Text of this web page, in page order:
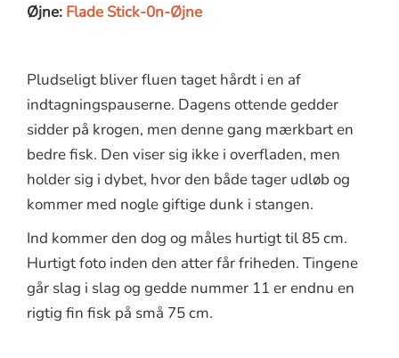
Øjne: Flade Stick-0n-Øjne
Pludseligt bliver fluen taget hårdt i en af
indtagningspauserne. Dagens ottende gedder
sidder på krogen, men denne gang mærkbart en
bedre fisk. Den viser sig ikke i overfladen, men
holder sig i dybet, hvor den både tager udløb og
kommer med nogle giftige dunk i stangen.
Ind kommer den dog og måles hurtigt til 85 cm.
Hurtigt foto inden den atter får friheden. Tingene
går slag i slag og gedde nummer 11 er endnu en
rigtig fin fisk på små 75 cm.